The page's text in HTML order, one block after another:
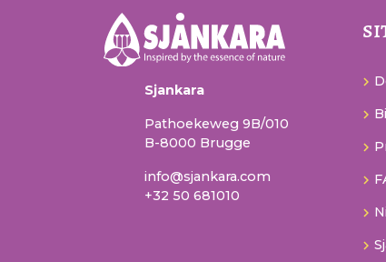
Sjankara
Pathoekeweg 9B/010
B-8000 Brugge
info@sjankara.com
+32 50 681010